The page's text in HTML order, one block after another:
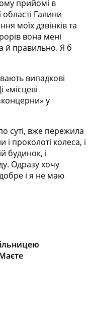
прийомі в
Галини
моїх дзвінків та
вона мені
й правильно. Я б
випадкові
«місцеві
у
суті, вже пережила
проколоті колеса, і
будинок, і
Одразу хочу
і я не маю